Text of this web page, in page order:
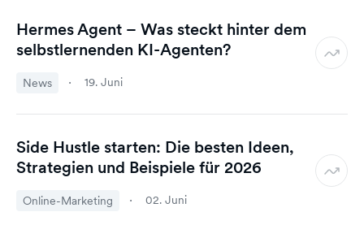
Hermes Agent – Was steckt hinter dem
selbstlernenden KI-Agenten?
News 19. Juni
Side Hustle starten: Die besten Ideen,
Strategien und Beispiele für 2026
Online-Marketing 02. Juni